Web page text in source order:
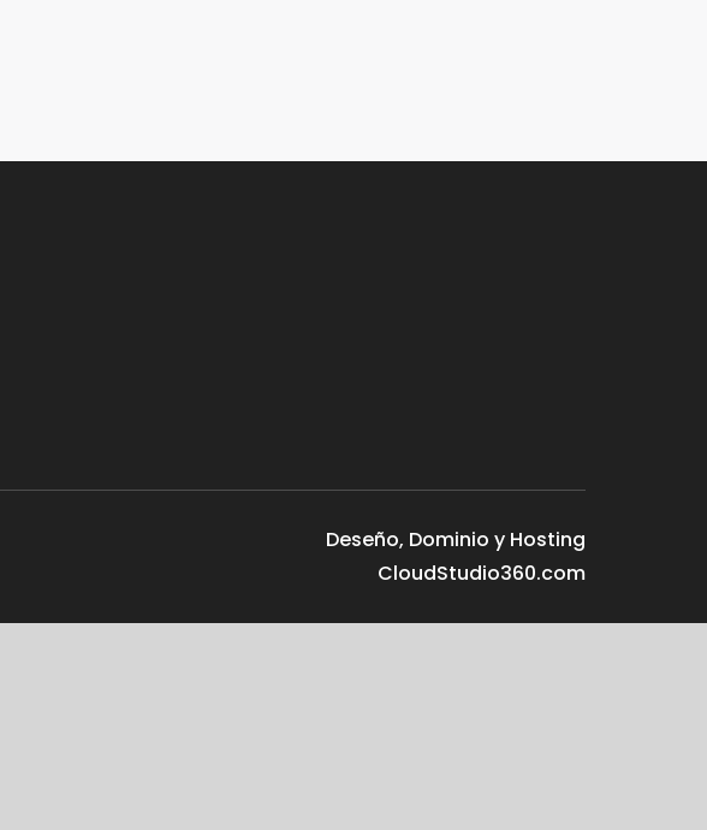
Deseño, Dominio y Hosting
CloudStudio360.com